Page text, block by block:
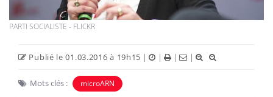
PARTI SOCIALISTE - FLICKR
Publié le 01.03.2016 à 19h15 | | | |
Mots clés : microARN